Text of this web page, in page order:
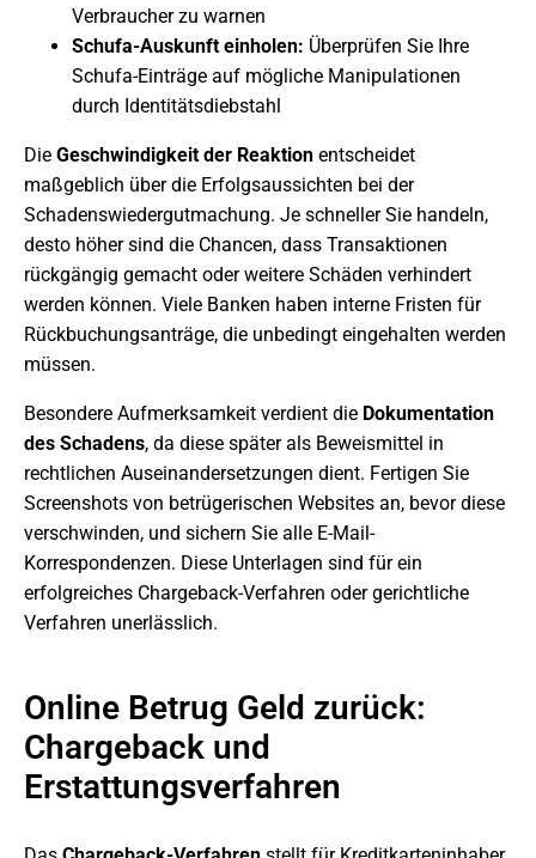
Verbraucher zu warnen
Schufa-Auskunft einholen: Überprüfen Sie Ihre
Schufa-Einträge auf mögliche Manipulationen
durch Identitätsdiebstahl
Die Geschwindigkeit der Reaktion entscheidet
maßgeblich über die Erfolgsaussichten bei der
Schadenswiedergutmachung. Je schneller Sie handeln,
desto höher sind die Chancen, dass Transaktionen
rückgängig gemacht oder weitere Schäden verhindert
werden können. Viele Banken haben interne Fristen für
Rückbuchungsanträge, die unbedingt eingehalten werden
müssen.
Besondere Aufmerksamkeit verdient die Dokumentation
des Schadens, da diese später als Beweismittel in
rechtlichen Auseinandersetzungen dient. Fertigen Sie
Screenshots von betrügerischen Websites an, bevor diese
verschwinden, und sichern Sie alle E-Mail-
Korrespondenzen. Diese Unterlagen sind für ein
erfolgreiches Chargeback-Verfahren oder gerichtliche
Verfahren unerlässlich.
Online Betrug Geld zurück:
Chargeback und
Erstattungsverfahren